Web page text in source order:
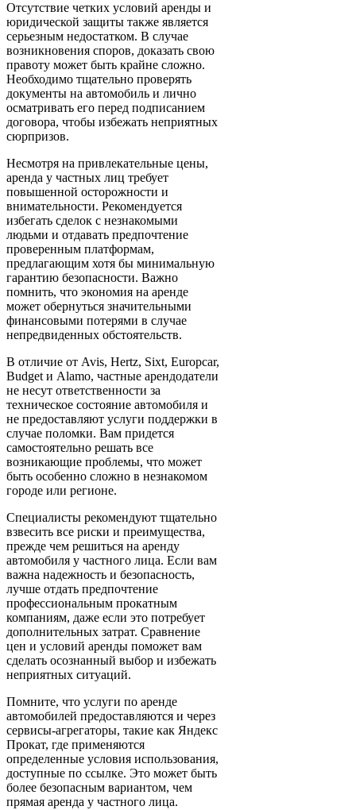
Отсутствие четких условий аренды и
юридической защиты также является
серьезным недостатком. В случае
возникновения споров, доказать свою
правоту может быть крайне сложно.
Необходимо тщательно проверять
документы на автомобиль и лично
осматривать его перед подписанием
договора, чтобы избежать неприятных
сюрпризов.
Несмотря на привлекательные цены,
аренда у частных лиц требует
повышенной осторожности и
внимательности. Рекомендуется
избегать сделок с незнакомыми
людьми и отдавать предпочтение
проверенным платформам,
предлагающим хотя бы минимальную
гарантию безопасности. Важно
помнить, что экономия на аренде
может обернуться значительными
финансовыми потерями в случае
непредвиденных обстоятельств.
В отличие от Avis, Hertz, Sixt, Europcar,
Budget и Alamo, частные арендодатели
не несут ответственности за
техническое состояние автомобиля и
не предоставляют услуги поддержки в
случае поломки. Вам придется
самостоятельно решать все
возникающие проблемы, что может
быть особенно сложно в незнакомом
городе или регионе.
Специалисты рекомендуют тщательно
взвесить все риски и преимущества,
прежде чем решиться на аренду
автомобиля у частного лица. Если вам
важна надежность и безопасность,
лучше отдать предпочтение
профессиональным прокатным
компаниям, даже если это потребует
дополнительных затрат. Сравнение
цен и условий аренды поможет вам
сделать осознанный выбор и избежать
неприятных ситуаций.
Помните, что услуги по аренде
автомобилей предоставляются и через
сервисы-агрегаторы, такие как Яндекс
Прокат, где применяются
определенные условия использования,
доступные по ссылке. Это может быть
более безопасным вариантом, чем
прямая аренда у частного лица.